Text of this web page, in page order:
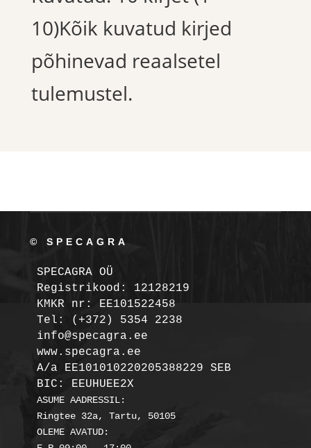
10)Kõik kuvatud kirjed
põhinevad reaalsetel
tulemustel.
© SPECAGRA
SPECAGRA OÜ
Registrikood: 12128219
KMKR nr: EE101522458
Tel: (+372) 5354 2238
info@specagra.ee
A/a EE101010220205388229 SEB
BIC: EEUHUEE2X
ASUME AADRESSIL:
Ringtee 32a, Tartu, 50105
OLEME AVATUD: